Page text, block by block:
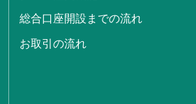
総合口座開設までの流れ
お取引の流れ